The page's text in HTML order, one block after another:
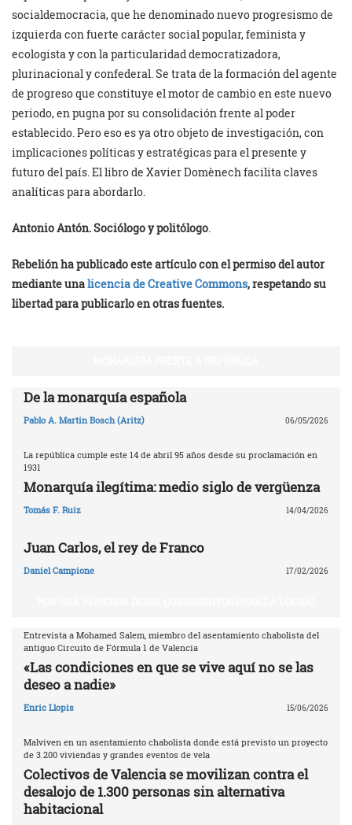
socialdemocracia, que he denominado nuevo progresismo de
izquierda con fuerte carácter social popular, feminista y
ecologista y con la particularidad democratizadora,
plurinacional y confederal. Se trata de la formación del agente
de progreso que constituye el motor de cambio en este nuevo
periodo, en pugna por su consolidación frente al poder
establecido. Pero eso es ya otro objeto de investigación, con
implicaciones políticas y estratégicas para el presente y
futuro del país. El libro de Xavier Domènech facilita claves
analíticas para abordarlo.
Antonio Antón. Sociólogo y politólogo
Rebelión ha publicado este artículo con el permiso del autor
mediante unalicencia de Creative Commons, respetando su
libertad para publicarlo en otras fuentes.
De la monarquía española
Pablo A. Martin Bosch (Aritz) 06/05/2026
La república cumple este 14 de abril 95 años desde su proclamación en
1931
Monarquía ilegítima: medio siglo de vergüenza
Tomás F. Ruiz 14/04/2026
Juan Carlos, el rey de Franco
Daniel Campione 17/02/2026
Entrevista a Mohamed Salem, miembro del asentamiento chabolista del
antiguo Circuito de Fórmula 1 de Valencia
«Las condiciones en que se vive aquí no se las
deseo a nadie»
Enric Llopis 15/06/2026
Malviven en un asentamiento chabolista donde está previsto un proyecto
de 3.200 viviendas y grandes eventos de vela
Colectivos de Valencia se movilizan contra el
desalojo de 1.300 personas sin alternativa
habitacional